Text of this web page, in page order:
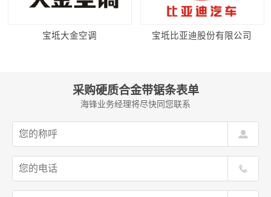
宝坻大金空调 宝坻比亚迪股份有限公司
采购硬质合金带锯条表单
海锋业务经理将尽快同您联系